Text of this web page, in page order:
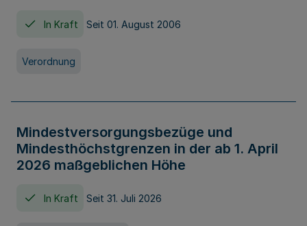
In Kraft Seit 01. August 2006
Verordnung
Mindestversorgungsbezüge und
Mindesthöchstgrenzen in der ab 1. April
2026 maßgeblichen Höhe
In Kraft Seit 31. Juli 2026